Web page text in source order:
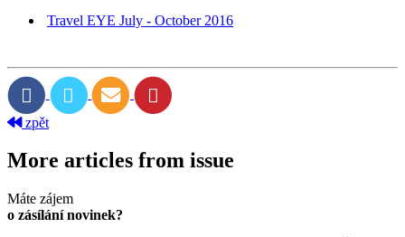
Travel EYE July - October 2016
zpět
More articles from issue
Máte zájem
o zásílání novinek?